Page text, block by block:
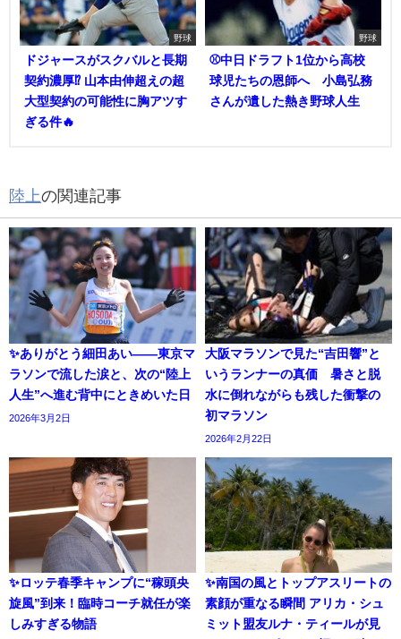
野球
ドジャースがスクバルと長期
契約濃厚⁉︎ 山本由伸超えの超
大型契約の可能性に胸アツす
ぎる件🔥
野球
⚾中日ドラフト1位から高校
球児たちの恩師へ 小島弘務
さんが遺した熱き野球人生
陸上の関連記事
✨ありがとう細田あい――東京マ
ラソンで流した涙と、次の“陸上
人生”へ進む背中にときめいた日
2026年3月2日
大阪マラソンで見た“吉田響”と
いうランナーの真価 暑さと脱
水に倒れながらも残した衝撃の
初マラソン
2026年2月22日
✨ロッテ春季キャンプに“稼頭央
旋風”到来！臨時コーチ就任が楽
しみすぎる物語
✨南国の風とトップアスリートの
素顔が重なる瞬間 アリカ・シュ
ミット盟友ルナ・ティールが見